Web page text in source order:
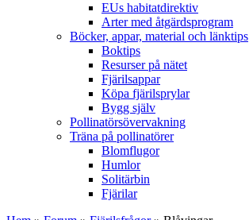
EUs habitatdirektiv
Arter med åtgärdsprogram
Böcker, appar, material och länktips
Boktips
Resurser på nätet
Fjärilsappar
Köpa fjärilsprylar
Bygg själv
Pollinatörsövervakning
Träna på pollinatörer
Blomflugor
Humlor
Solitärbin
Fjärilar